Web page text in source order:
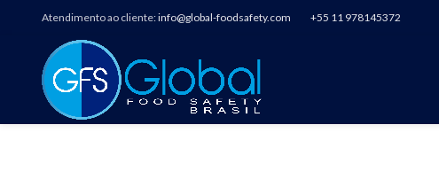
Atendimento ao cliente:info@global-foodsafety.com +55 11 978145372
CURSO